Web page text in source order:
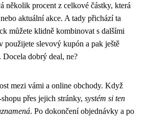
několik procent z celkové částky, která
aktuální akce. A tady přichází ta
můžete klidně kombinovat s dalšími
použijete slevový kupón a pak ještě
Docela dobrý deal, ne?
mezi vámi a online obchody. Když
přes jejich stránky, systém si ten
. Po dokončení objednávky a po